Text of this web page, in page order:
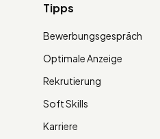
Tipps
Bewerbungsgespräch
Optimale Anzeige
Rekrutierung
Soft Skills
Karriere